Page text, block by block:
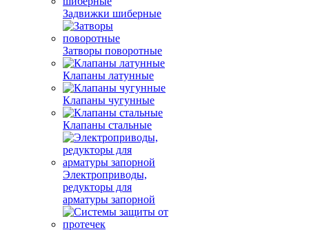
Задвижки шиберные
Затворы поворотные
Клапаны латунные
Клапаны чугунные
Клапаны стальные
Электроприводы,
редукторы для
арматуры запорной